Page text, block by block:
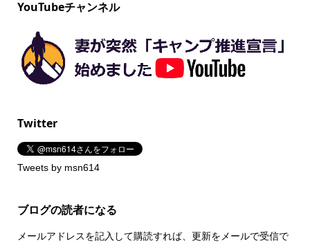
YouTubeチャンネル
Twitter
Tweets by msn614
ブログの読者になる
メールアドレスを記入して購読すれば、更新をメールで受信で